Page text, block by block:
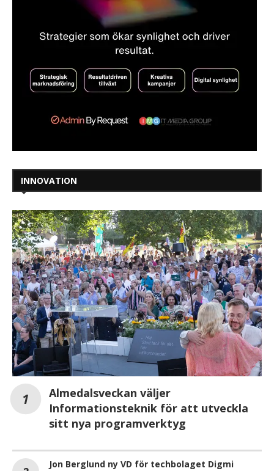
INNOVATION
Almedalsveckan väljer
Informationsteknik för att utveckla
sitt nya programverktyg
Jon Berglund ny VD för techbolaget Digmi